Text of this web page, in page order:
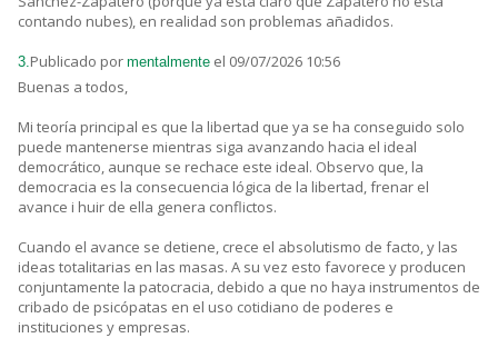
contando nubes), en realidad son problemas añadidos.
3. Publicado por mentalmente el 09/07/2026 10:56
Buenas a todos,
Mi teoría principal es que la libertad que ya se ha conseguido solo
puede mantenerse mientras siga avanzando hacia el ideal
democrático, aunque se rechace este ideal. Observo que, la
democracia es la consecuencia lógica de la libertad, frenar el
avance i huir de ella genera conflictos.
Cuando el avance se detiene, crece el absolutismo de facto, y las
ideas totalitarias en las masas. A su vez esto favorece y producen
conjuntamente la patocracia, debido a que no haya instrumentos de
cribado de psicópatas en el uso cotidiano de poderes e
instituciones y empresas.